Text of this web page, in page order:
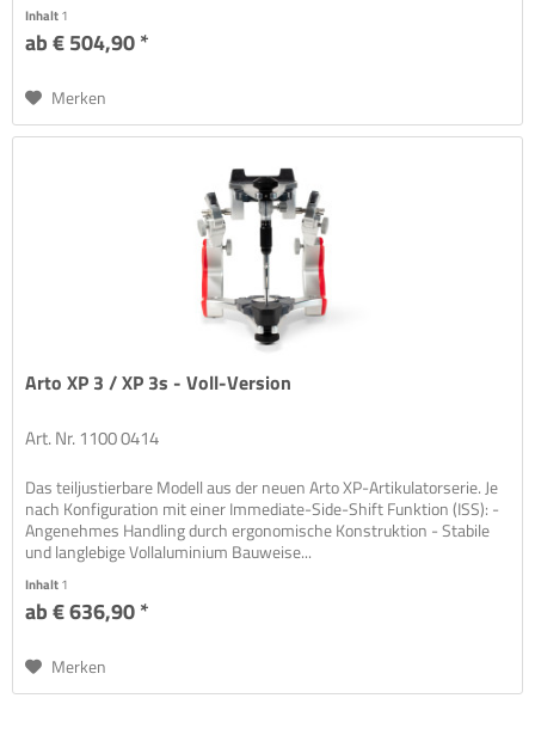
Inhalt1
ab € 504,90 *
Merken
Arto XP 3 / XP 3s - Voll-Version
Art. Nr. 1100 0414
Das teiljustierbare Modell aus der neuen Arto XP-Artikulatorserie. Je
nach Konfiguration mit einer Immediate-Side-Shift Funktion (ISS): -
Angenehmes Handling durch ergonomische Konstruktion - Stabile
und langlebige Vollaluminium Bauweise...
Inhalt1
ab € 636,90 *
Merken